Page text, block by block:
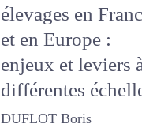
élevages en
et en Europe :
enjeux et leviers
différentes
échelles